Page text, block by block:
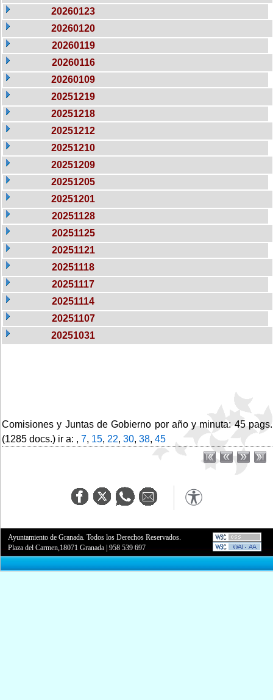
20260123
20260120
20260119
20260116
20260109
20251219
20251218
20251212
20251210
20251209
20251205
20251201
20251128
20251125
20251121
20251118
20251117
20251114
20251107
20251031
Comisiones y Juntas de Gobierno por año y minuta: 45 pags.
(1285 docs.) ir a: , 7, 15, 22, 30, 38, 45
Ayuntamiento de Granada. Todos los Derechos Reservados.
Plaza del Carmen,18071 Granada |958 539 697